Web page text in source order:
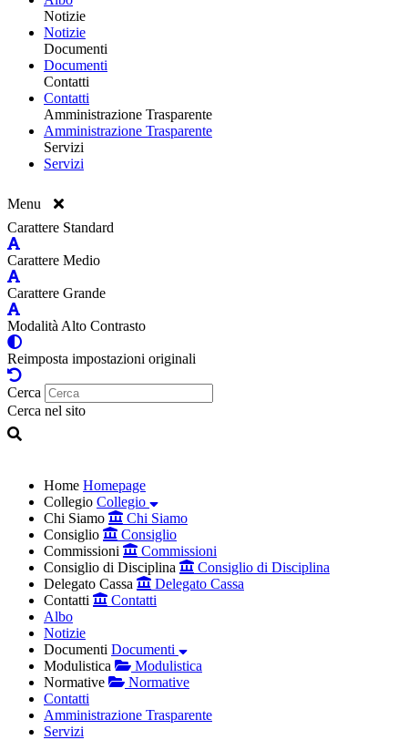
Notizie
Notizie
Documenti
Documenti
Contatti
Contatti
Amministrazione Trasparente
Amministrazione Trasparente
Servizi
Servizi
Menu
Carattere Standard
Carattere Medio
Carattere Grande
Modalità Alto Contrasto
Reimposta impostazioni originali
Cerca
Cerca nel sito
Home Homepage
Collegio Collegio
Chi Siamo
Chi Siamo
Consiglio
Consiglio
Commissioni
Commissioni
Consiglio di Disciplina
Consiglio di Disciplina
Delegato Cassa
Delegato Cassa
Contatti
Contatti
Albo
Notizie
Documenti Documenti
Modulistica
Modulistica
Normative
Normative
Contatti
Amministrazione Trasparente
Servizi